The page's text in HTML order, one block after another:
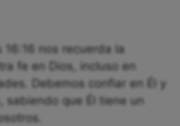
16:16 nos recuerda la
fe en Dios, incluso en
Debemos confiar en Él y
sabiendo que Él tiene un